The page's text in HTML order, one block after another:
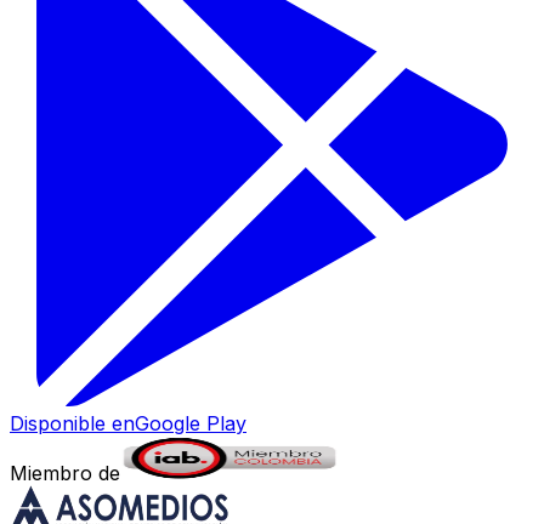
Disponible enGoogle Play
Miembro de